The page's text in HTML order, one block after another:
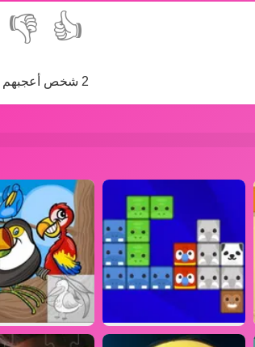
👍
👎
2 شخص أعجبهم هذه اللعبة، انضم إليهم!